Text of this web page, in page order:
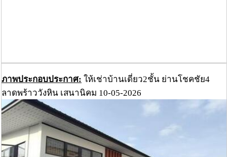
ภาพประกอบประกาศ: ให้เช่าบ้านเดี่ยว2ชั้น ย่านโชคชัย4
ลาดพร้าววังหิน เสนานิคม 10-05-2026